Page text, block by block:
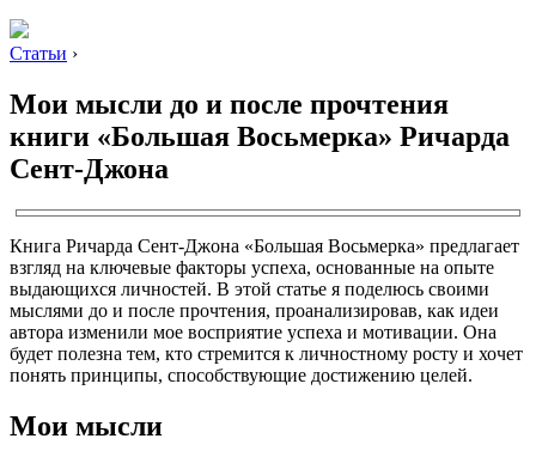
Статьи ›
Мои мысли до и после прочтения
книги «Большая Восьмерка» Ричарда
Сент-Джона
Книга Ричарда Сент-Джона «Большая Восьмерка» предлагает
взгляд на ключевые факторы успеха, основанные на опыте
выдающихся личностей. В этой статье я поделюсь своими
мыслями до и после прочтения, проанализировав, как идеи
автора изменили мое восприятие успеха и мотивации. Она
будет полезна тем, кто стремится к личностному росту и хочет
понять принципы, способствующие достижению целей.
Мои мысли